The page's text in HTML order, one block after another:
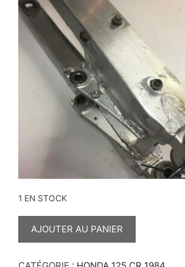
1 EN STOCK
QUANTITÉ
AJOUTER AU PANIER